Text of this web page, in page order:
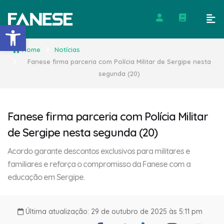
Barra de Ferramentas
Home
Notícias
Fanese firma parceria com Polícia Militar de Sergipe nesta
segunda (20)
Fanese firma parceria com Polícia Militar
de Sergipe nesta segunda (20)
Acordo garante descontos exclusivos para militares e
familiares e reforça o compromisso da Fanese com a
educação em Sergipe.
Última atualização: 29 de outubro de 2025 às 5:11 pm